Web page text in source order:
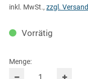
inkl. MwSt.,zzgl. Versand
Vorrätig
Menge: